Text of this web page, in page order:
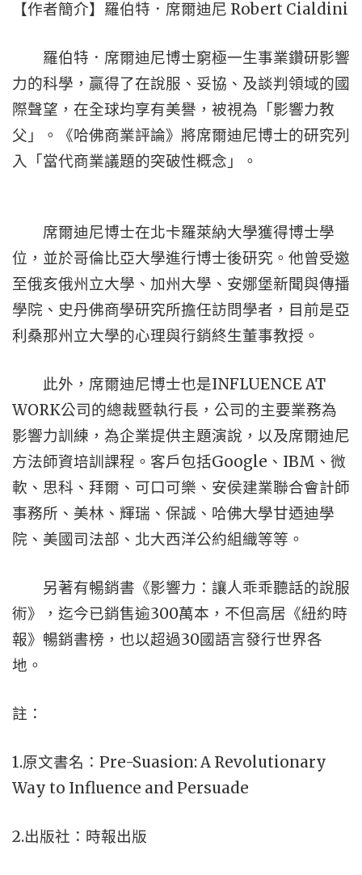
【作者簡介】羅伯特．席爾迪尼 Robert Cialdini
羅伯特．席爾迪尼博士窮極一生事業鑽研影響
力的科學，贏得了在說服、妥協、及談判領域的國
際聲望，在全球均享有美譽，被視為「影響力教
父」。《哈佛商業評論》將席爾迪尼博士的研究列
入「當代商業議題的突破性概念」。
席爾迪尼博士在北卡羅萊納大學獲得博士學
位，並於哥倫比亞大學進行博士後研究。他曾受邀
至俄亥俄州立大學、加州大學、安娜堡新聞與傳播
學院、史丹佛商學研究所擔任訪問學者，目前是亞
利桑那州立大學的心理與行銷終生董事教授。
此外，席爾迪尼博士也是INFLUENCE AT
WORK公司的總裁暨執行長，公司的主要業務為
影響力訓練，為企業提供主題演說，以及席爾迪尼
方法師資培訓課程。客戶包括Google、IBM、微
軟、思科、拜爾、可口可樂、安侯建業聯合會計師
事務所、美林、輝瑞、保誠、哈佛大學甘迺迪學
院、美國司法部、北大西洋公約組織等等。
另著有暢銷書《影響力：讓人乖乖聽話的說服
術》，迄今已銷售逾300萬本，不但高居《紐約時
報》暢銷書榜，也以超過30國語言發行世界各
地。
註：
1.原文書名：Pre-Suasion: A Revolutionary
Way to Influence and Persuade
2.出版社：時報出版